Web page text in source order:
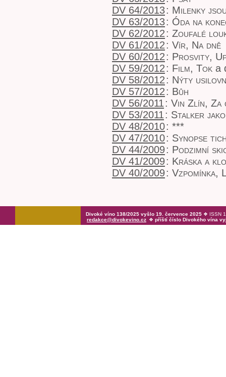
DV 64/2013: Milenky
DV 63/2013: Óda na
DV 62/2012: Zoufalé
DV 61/2012: Vír, Na dně
DV 60/2012: Prosvity,
DV 59/2012: Film, Tok a
DV 58/2012: Nýty
DV 57/2012: Bůh
DV 56/2011: Vin Zlín, Za
DV 53/2011: Stalker
DV 48/2010: ***
DV 47/2010: Synopse
DV 44/2009: Podzimní
DV 41/2009: Kráska a
DV 40/2009: Vzpomínka,
Divoké víno 138/2025 vyšlo 19. července 2025 ❖ ISSN
redakce@divokevino.cz ❖ příští číslo Divokého vína